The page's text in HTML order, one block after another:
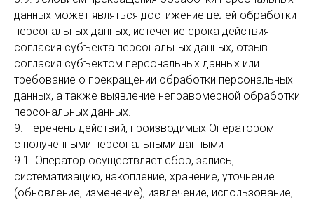
данных может являться достижение целей обработки
персональных данных, истечение срока действия
согласия субъекта персональных данных, отзыв
согласия субъектом персональных данных или
требование о прекращении обработки персональных
данных, а также выявление неправомерной обработки
персональных данных.
9. Перечень действий, производимых Оператором
с полученными персональными данными
9.1. Оператор осуществляет сбор, запись,
систематизацию, накопление, хранение, уточнение
(обновление, изменение), извлечение, использование,